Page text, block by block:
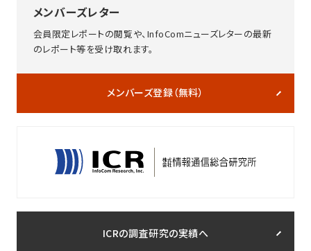
メンバーズレター
会員限定レポートの閲覧や、InfoComニューズレターの最新
のレポート等を受け取れます。
メンバーズ登録（無料）
ICRの調査研究の実績へ